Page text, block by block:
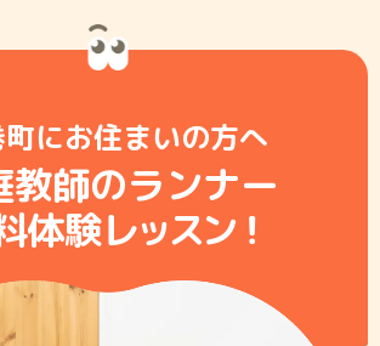
にお住まいの方へ
教師のランナー
体験レッスン！